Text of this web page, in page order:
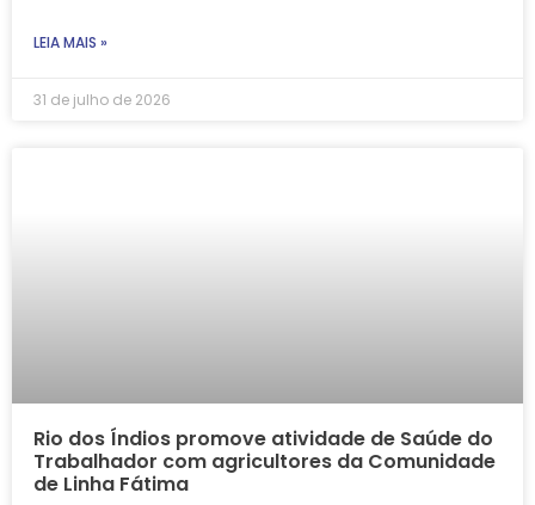
LEIA MAIS »
31 de julho de 2026
Rio dos Índios promove atividade de Saúde do
Trabalhador com agricultores da Comunidade
de Linha Fátima